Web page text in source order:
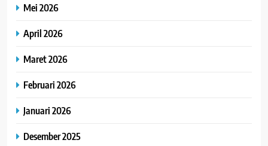
Mei 2026
April 2026
Maret 2026
Februari 2026
Januari 2026
Desember 2025